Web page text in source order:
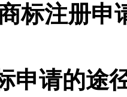
标注册申
申请的途